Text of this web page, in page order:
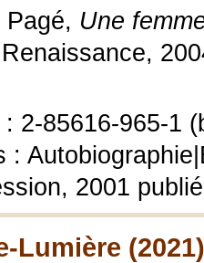
Pagé, Une
: 2-85616-965-1
:
2001
Lumière (2021)